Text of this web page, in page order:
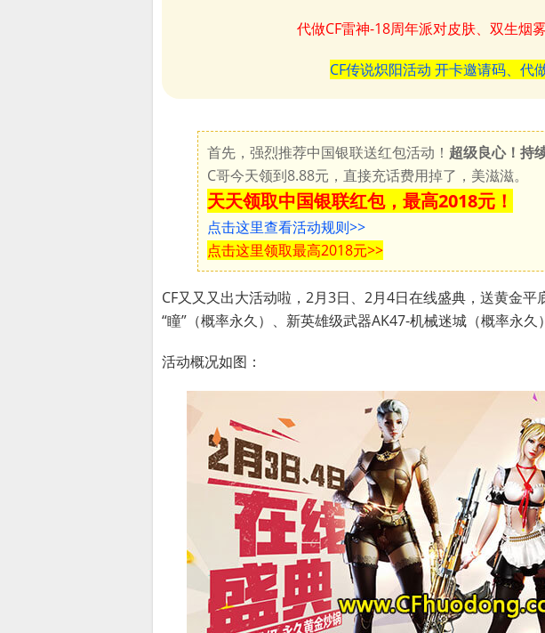
代做CF雷神-18周年派对皮肤、双生烟
CF传说炽阳活动 开卡邀请码、代
首先，强烈推荐中国银联送红包活动！ 超级良心！持
C哥今天领到8.88元，直接充话费用掉了，美滋滋。
天天领取中国银联红包，最高2018元！
点击这里查看活动规则>>
点击这里领取最高2018元>>
CF又又又出大活动啦，2月3日、2月4日在线盛典，送黄金
“瞳”（概率永久）、新英雄级武器AK47-机械迷城（概率永久
活动概况如图：